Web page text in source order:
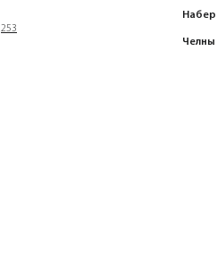
253
Челны